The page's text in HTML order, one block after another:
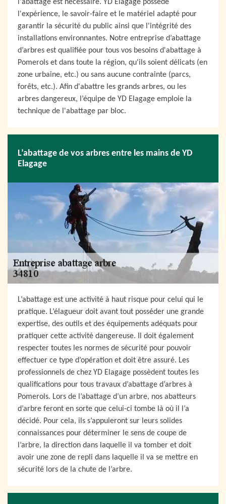
l'abattage est nécessaire. YD Elagage possède
l'expérience, le savoir-faire et le matériel adapté pour
garantir la sécurité du public ainsi que l'intégrité des
installations environnantes. Notre entreprise d’abattage
d’arbres est qualifiée pour tous vos besoins d'abattage à
Pomerols et dans toute la région, qu'ils soient délicats (en
zone urbaine, etc.) ou sans aucune contrainte (parcs,
forêts, etc.). Afin d'abattre les grands arbres, ou les
arbres dangereux, l’équipe de YD Elagage emploie la
technique de l'abattage par bloc.
L’abattage de vos arbres entre les mains de YD
Elagage
L’abattage est une activité à haut risque pour celui qui le
pratique. L’élagueur doit avant tout posséder une grande
expertise, des outils et des équipements adéquats pour
pratiquer cette activité dangereuse. Il doit également
respecter toutes les normes de sécurité pour pouvoir
effectuer ce type d’opération et doit être assuré. Les
professionnels de chez YD Elagage possèdent toutes les
qualifications pour tous travaux d’abattage d’arbres à
Pomerols. Lors de l’abattage d’un arbre, nos abatteurs
d’arbre feront en sorte que celui-ci tombe là où il l’a
décidé. Pour cela, ils s’appuieront sur leurs solides
connaissances pour déterminer le sens de coupe de
l’arbre, la direction dans laquelle il va tomber et doit
avoir une zone de repli dans laquelle il va se mettre en
sécurité lors de la chute de l’arbre.